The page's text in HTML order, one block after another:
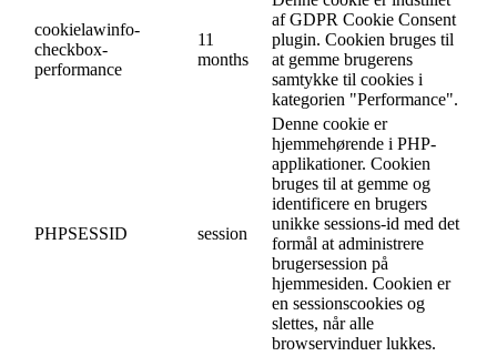
cookielawinfo-
checkbox-
performance
11
months
af GDPR Cookie Consent
plugin. Cookien bruges til
at gemme brugerens
samtykke til cookies i
kategorien "Performance".
PHPSESSID session
Denne cookie er
hjemmehørende i PHP-
applikationer. Cookien
bruges til at gemme og
identificere en brugers
unikke sessions-id med det
formål at administrere
brugersession på
hjemmesiden. Cookien er
en sessionscookies og
slettes, når alle
browservinduer lukkes.